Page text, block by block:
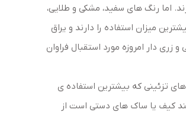
اما رنگ های سفید، مشکی و طلایی،
میزان استفاده را دارند و یراق
زری دار امروزه مورد استقبال فراوان
تزئینی که بیشترین استفاده ی
کیف یا ساک های دستی است از